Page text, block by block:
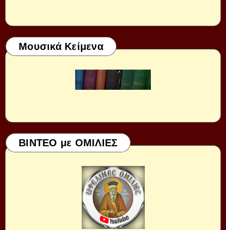
Μουσικά Κείμενα
ΒΙΝΤΕΟ με ΟΜΙΛΙΕΣ